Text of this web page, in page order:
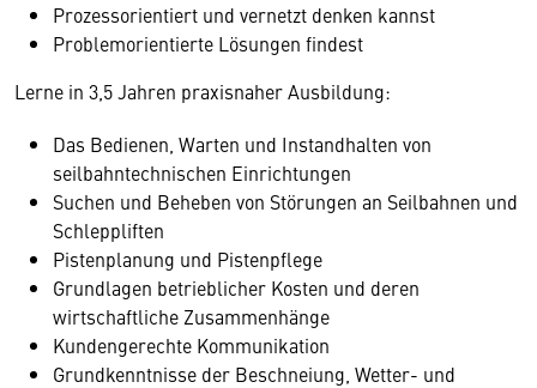
Prozessorientiert und vernetzt denken kannst
Problemorientierte Lösungen findest
Lerne in 3,5 Jahren praxisnaher Ausbildung:
Das Bedienen, Warten und Instandhalten von
seilbahntechnischen Einrichtungen
Suchen und Beheben von Störungen an Seilbahnen und
Schleppliften
Pistenplanung und Pistenpflege
Grundlagen betrieblicher Kosten und deren
wirtschaftliche Zusammenhänge
Kundengerechte Kommunikation
Grundkenntnisse der Beschneiung, Wetter- und